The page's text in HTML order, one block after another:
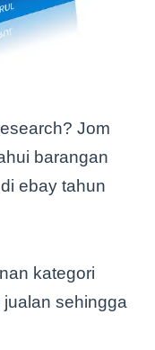
Jom
barangan
ebay tahun
kategori
sehingga